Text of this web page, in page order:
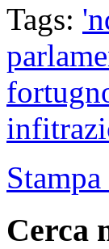
Tags:
Stampa
Cerca